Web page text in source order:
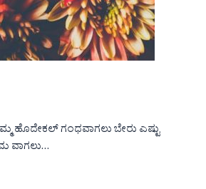
ಹೊದೇಕಲ್ ಗಂಧವಾಗಲು ಬೇರು ಎಷ್ಟು